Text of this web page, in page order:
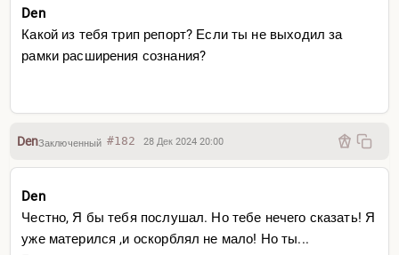
Den
Какой из тебя трип репорт? Если ты не выходил за
рамки расширения сознания?
DenЗаключенный #182 28 Дек 2024 20:00
Den
Честно, Я бы тебя послушал. Но тебе нечего сказать! Я
уже матерился ,и оскорблял не мало! Но ты...